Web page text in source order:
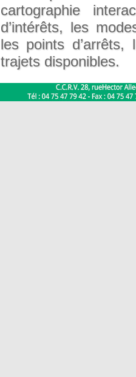
cartographie
d’intérêts, les
les points
trajets disponibles.